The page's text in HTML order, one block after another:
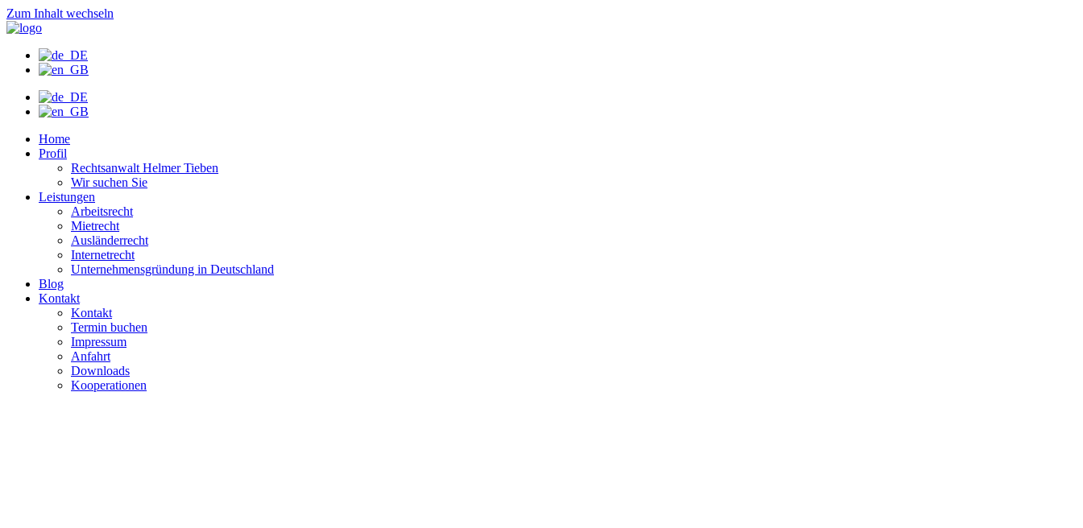
Zum Inhalt wechseln
Home
Profil
Rechtsanwalt Helmer Tieben
Wir suchen Sie
Leistungen
Arbeitsrecht
Mietrecht
Ausländerrecht
Internetrecht
Unternehmensgründung in Deutschland
Blog
Kontakt
Kontakt
Termin buchen
Impressum
Anfahrt
Downloads
Kooperationen